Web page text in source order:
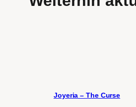
Joyeria – The Curse